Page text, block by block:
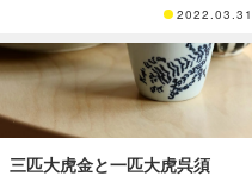
2022.03.31
三匹大虎金と一匹大虎呉須